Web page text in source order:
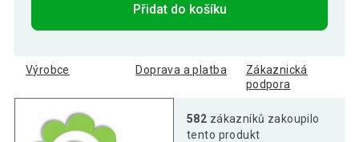
Přidat do košíku
Výrobce Doprava a platba
Zákaznická
podpora
582 zákazníků zakoupilo
tento produkt